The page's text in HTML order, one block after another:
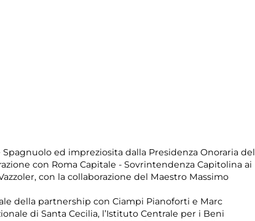
ed impreziosita dalla Presidenza Onoraria del
con Roma Capitale - Sovrintendenza Capitolina ai
con la collaborazione del Maestro Massimo
della partnership con Ciampi Pianoforti e Marc
di Santa Cecilia, l’Istituto Centrale per i Beni